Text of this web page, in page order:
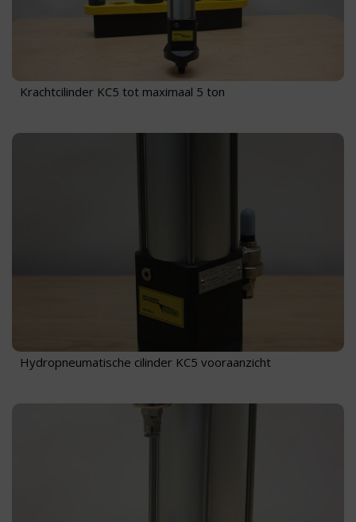
Krachtcilinder KC5 tot maximaal 5 ton
Hydropneumatische cilinder KC5 vooraanzicht